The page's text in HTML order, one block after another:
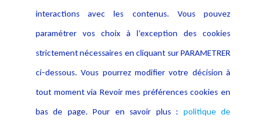
interactions avec les contenus. Vous pouvez
paramétrer vos choix à l’exception des cookies
strictement nécessaires en cliquant sur PARAMETRER
ci-dessous. Vous pourrez modifier votre décision à
tout moment via Revoir mes préférences cookies en
bas de page. Pour en savoir plus : politique de